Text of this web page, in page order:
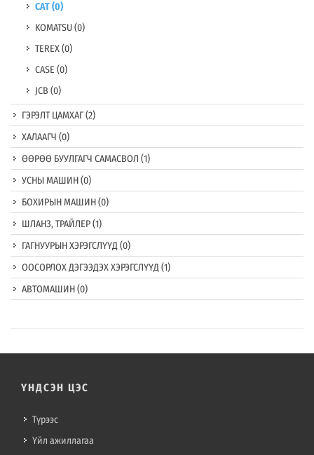
CAT(0)
KOMATSU(0)
TEREX(0)
CASE (0)
JCB (0)
ГЭРЭЛТ ЦАМХАГ(2)
ХАЛААГЧ (0)
ӨӨРӨӨ БУУЛГАГЧ САМАСВОЛ (1)
УСНЫ МАШИН(0)
БОХИРЫН МАШИН(0)
ШЛАНЗ, ТРАЙЛЕР(1)
ГАГНУУРЫН ХЭРЭГСЛҮҮД(0)
ООСОРЛОХ ДЭГЭЭДЭХ ХЭРЭГСЛҮҮД(1)
АВТОМАШИН(0)
ҮНДСЭН ЦЭС
Түрээс
Үйл ажиллагаа